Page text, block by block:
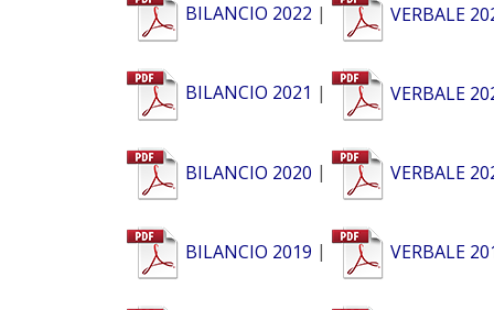
BILANCIO 2022 | VERBALE
BILANCIO 2021 | VERBALE
BILANCIO 2020 | VERBALE
BILANCIO 2019 | VERBALE